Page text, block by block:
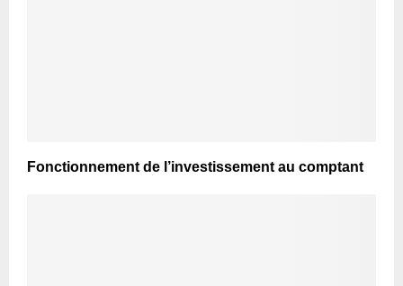
Fonctionnement de l’investissement au comptant